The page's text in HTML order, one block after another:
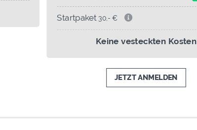
Startpaket 30,- €
Keine vesteckten Kosten
JETZT ANMELDEN